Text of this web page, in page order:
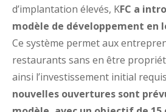
d’implantation élevés, KFC a
modèle de développement en
Ce système permet aux
restaurants sans en être
ainsi l’investissement initial
nouvelles ouvertures sont